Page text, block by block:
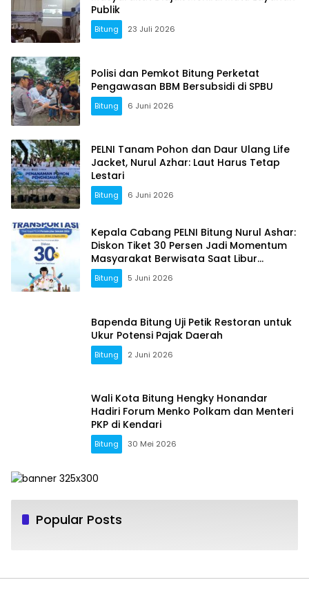
Publik
Bitung 23 Juli 2026
Polisi dan Pemkot Bitung Perketat
Pengawasan BBM Bersubsidi di SPBU
Bitung 6 Juni 2026
PELNI Tanam Pohon dan Daur Ulang Life
Jacket, Nurul Azhar: Laut Harus Tetap
Lestari
Bitung 6 Juni 2026
Kepala Cabang PELNI Bitung Nurul Ashar:
Diskon Tiket 30 Persen Jadi Momentum
Masyarakat Berwisata Saat Libur
Sekolah
Bitung 5 Juni 2026
Bapenda Bitung Uji Petik Restoran untuk
Ukur Potensi Pajak Daerah
Bitung 2 Juni 2026
Wali Kota Bitung Hengky Honandar
Hadiri Forum Menko Polkam dan Menteri
PKP di Kendari
Bitung 30 Mei 2026
Popular Posts